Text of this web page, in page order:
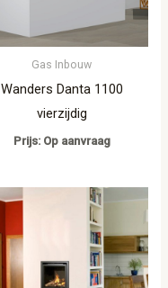
Gas Inbouw
Wanders Danta 1100
vierzijdig
Prijs: Op aanvraag